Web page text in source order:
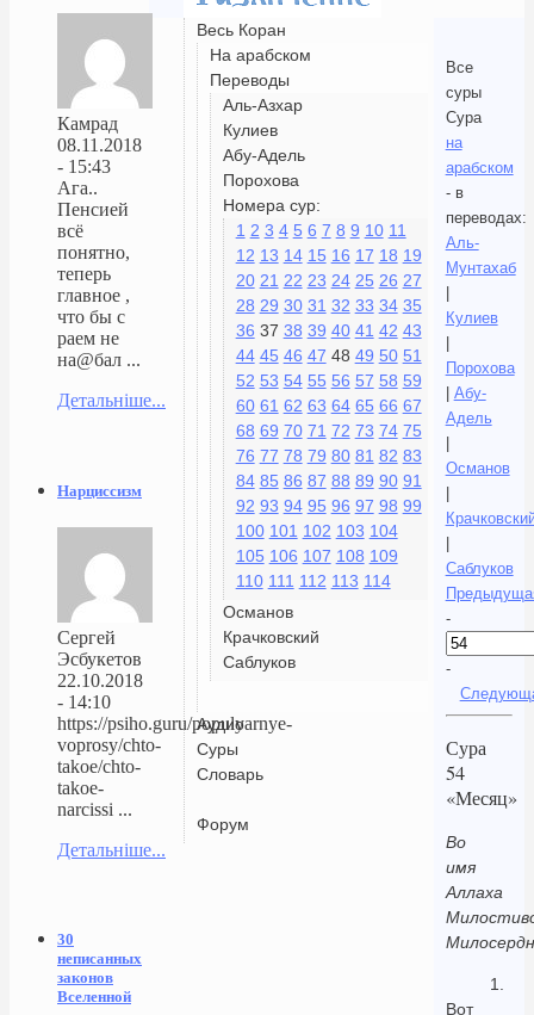
Весь Коран
На арабском
Переводы
Аль-Азхар
Кулиев
Абу-Адель
Порохова
Номера сур:
1 2 3 4 5 6 7 8 9 10 11
12 13 14 15 16 17 18 19
20 21 22 23 24 25 26 27
28 29 30 31 32 33 34 35
36 37 38 39 40 41 42 43
44 45 46 47 48 49 50 51
52 53 54 55 56 57 58 59
60 61 62 63 64 65 66 67
68 69 70 71 72 73 74 75
76 77 78 79 80 81 82 83
84 85 86 87 88 89 90 91
92 93 94 95 96 97 98 99
100 101 102 103 104
105 106 107 108 109
110 111 112 113 114
Османов
Крачковский
Саблуков
Аудио
Суры
Словарь
Форум
Все
суры
Сура
на
арабском
- в
переводах:
Аль-
Мунтахаб
|
Кулиев
|
Порохова
| Абу-
Адель
|
Османов
|
|
Саблуков
-
-
Сура
54
«Месяц»
Во
имя
Аллаха
1.
Вот
Камрад
08.11.2018
- 15:43
Ага..
Пенсией
всё
понятно,
теперь
главное ,
что бы с
раем не
на@бал ...
Детальніше...
Нарциссизм
Сергей
Эсбукетов
22.10.2018
- 14:10
https://psiho.guru/populyarnye-
voprosy/chto-
takoe/chto-
takoe-
narcissi ...
Детальніше...
30
неписанных
законов
Вселенной